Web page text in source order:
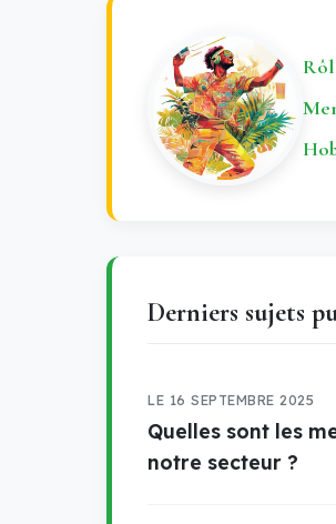
Derniers sujets
LE 16 SEPTEMBRE 2025
Quelles sont les
notre secteur ?